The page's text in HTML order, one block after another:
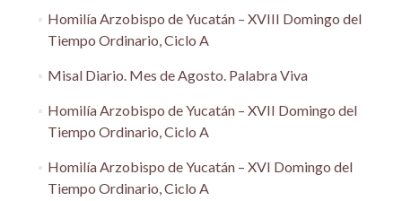
Homilía Arzobispo de Yucatán – XVIII Domingo del
Tiempo Ordinario, Ciclo A
Misal Diario. Mes de Agosto. Palabra Viva
Homilía Arzobispo de Yucatán – XVII Domingo del
Tiempo Ordinario, Ciclo A
Homilía Arzobispo de Yucatán – XVI Domingo del
Tiempo Ordinario, Ciclo A